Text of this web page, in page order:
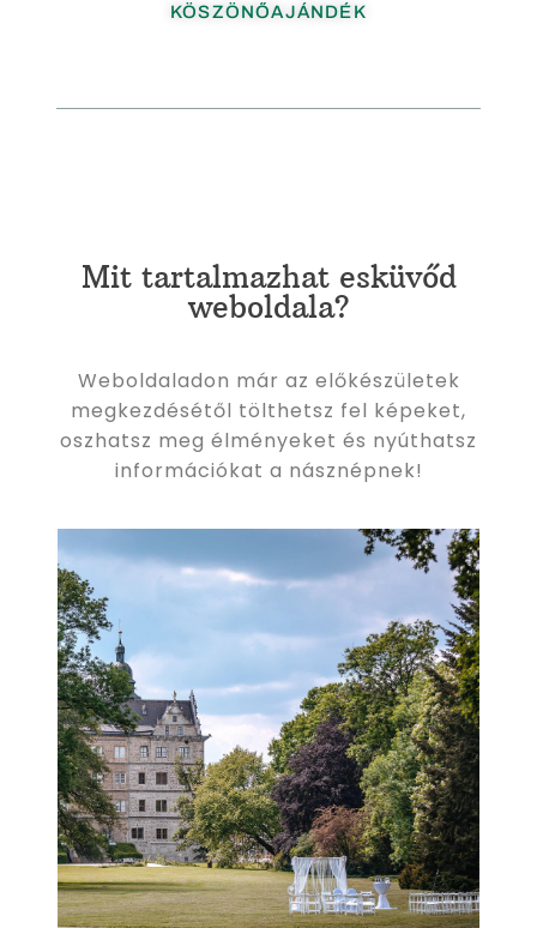
KÖSZÖNŐAJÁNDÉK
Mit tartalmazhat esküvőd
weboldala?
Weboldaladon már az előkészületek
megkezdésétől tölthetsz fel képeket,
oszhatsz meg élményeket és nyúthatsz
információkat a násznépnek!